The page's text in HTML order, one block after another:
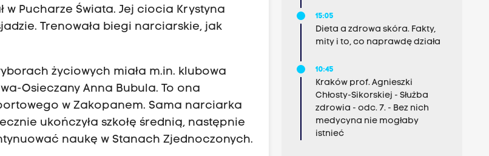
Pucharze Świata. Jej ciocia Krystyna
Trenowała biegi narciarskie, jak
życiowych miała m.in. klubowa
Osieczany Anna Bubula. To ona
w Zakopanem. Sama narciarka
ukończyła szkołę średnią, następnie
naukę w Stanach Zjednoczonych.
15:05
Dieta a zdrowa skóra. Fakty,
mity i to, co naprawdę działa
10:45
Kraków prof. Agnieszki
Chłosty-Sikorskiej - Służba
zdrowia - odc. 7. - Bez nich
medycyna nie mogłaby
istnieć